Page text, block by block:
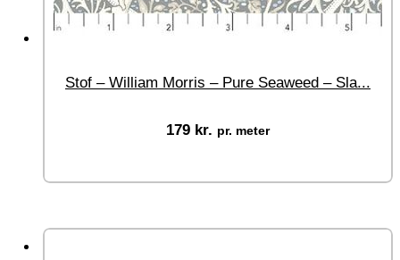
Stof – William Morris – Pure Seaweed – Sla...
179 kr. pr. meter